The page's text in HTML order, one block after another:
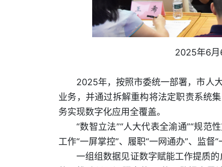
2025年6月
2025年，按照市委统一部署，市人
业务，并通过拆解重构将法定职责系统
务实现数字化应用全覆盖。
“数智立法”“人大代表全渝通”“规范
工作“一屏掌控”、履职“一网通办”、监督
一组组数据见证数字赋能工作提质